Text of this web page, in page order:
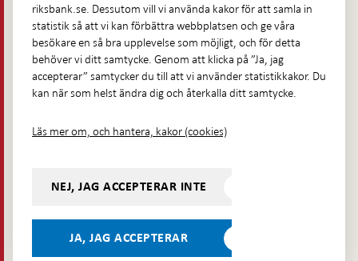
Frågor och svar-
Öppnas
i
ny
flik
Till Riksbankens webbarkiv-
Öppnas
i
ny
Presskontakt
Integritetspolicy
Följ oss på sociala medier
YouTubeDela på:
Facebook
Dela på:
Instagram
Dela
på:
Bluesky
riksbank.se. Dessutom vill vi använda kakor för att samla in
statistik så att vi kan förbättra webbplatsen och ge våra
besökare en så bra upplevelse som möjligt, och för detta
behöver vi ditt samtycke. Genom att klicka på ”Ja, jag
accepterar” samtycker du till att vi använder statistikkakor. Du
kan när som helst ändra dig och återkalla ditt samtycke.
Läs mer om, och hantera, kakor (cookies)
NEJ, JAG ACCEPTERAR INTE
JA, JAG ACCEPTERAR